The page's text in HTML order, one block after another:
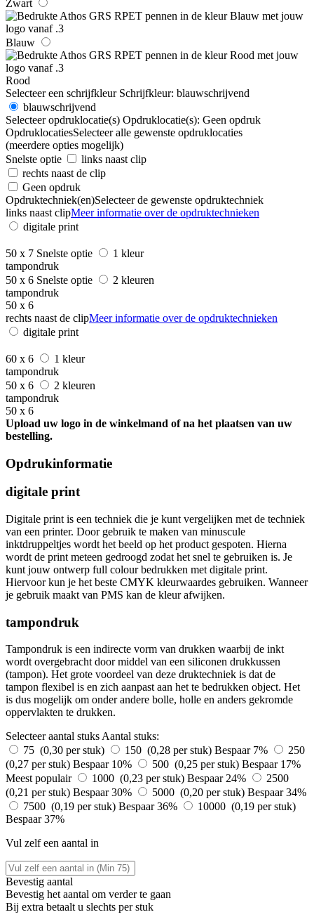
Zwart
Blauw
Rood
Selecteer een schrijfkleur Schrijfkleur: blauwschrijvend
blauwschrijvend
Selecteer opdruklocatie(s) Opdruklocatie(s): Geen opdruk
OpdruklocatiesSelecteer alle gewenste opdruklocaties
(meerdere opties mogelijk)
Snelste optie
links naast clip
rechts naast de clip
Geen opdruk
Opdruktechniek(en)Selecteer de gewenste opdruktechniek
links naast clipMeer informatie over de opdruktechnieken
digitale print
50 x 7 Snelste optie
1 kleur
tampondruk
50 x 6 Snelste optie
2 kleuren
tampondruk
50 x 6
rechts naast de clipMeer informatie over de opdruktechnieken
digitale print
60 x 6
1 kleur
tampondruk
50 x 6
2 kleuren
tampondruk
50 x 6
Upload uw logo in de winkelmand of na het plaatsen van uw
bestelling.
Opdrukinformatie
digitale print
Digitale print is een techniek die je kunt vergelijken met de techniek
van een printer. Door gebruik te maken van minuscule
inktdruppeltjes wordt het beeld op het product gespoten. Hierna
wordt de print meteen gedroogd zodat het snel te gebruiken is. Je
kunt jouw ontwerp full colour bedrukken met digitale print.
Hiervoor kun je het beste CMYK kleurwaardes gebruiken. Wanneer
je gebruik maakt van PMS kan de kleur afwijken.
tampondruk
Tampondruk is een indirecte vorm van drukken waarbij de inkt
wordt overgebracht door middel van een siliconen drukkussen
(tampon). Het grote voordeel van deze druktechniek is dat de
tampon flexibel is en zich aanpast aan het te bedrukken object. Het
is dus mogelijk om onder andere bolle, holle en anders gekromde
oppervlakten te drukken.
Selecteer aantal stuksAantal stuks:
75 (0,30 per stuk)
150 (0,28 per stuk) Bespaar 7%
250
(0,27 per stuk) Bespaar 10% 500 (0,25 per stuk) Bespaar 17%
Meest populair
1000 (0,23 per stuk) Bespaar 24%
2500
(0,21 per stuk) Bespaar 30% 5000 (0,20 per stuk) Bespaar 34%
7500 (0,19 per stuk) Bespaar 36%
10000 (0,19 per stuk)
Bespaar 37%
Vul zelf een aantal in
Bevestig aantal
Bevestig het aantal om verder te gaan
Bij extra betaalt u slechts per stuk